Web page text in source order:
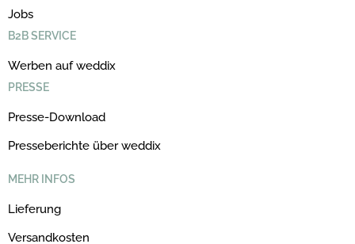
Jobs
B2B SERVICE
Werben auf weddix
PRESSE
Presse-Download
Presseberichte über weddix
MEHR INFOS
Lieferung
Versandkosten